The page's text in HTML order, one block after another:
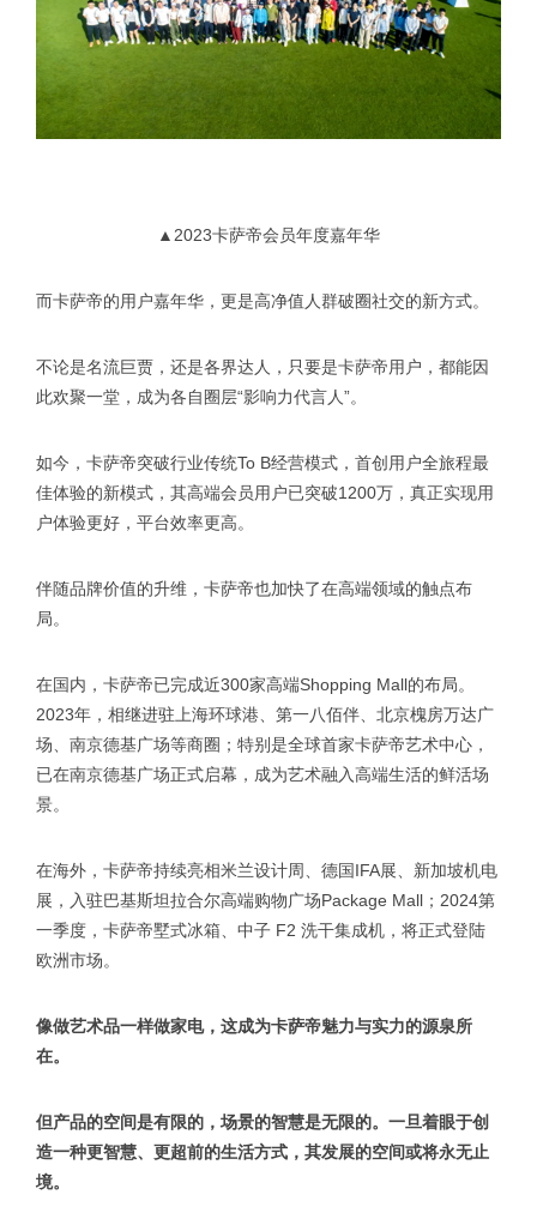
▲2023卡萨帝会员年度嘉年华
而卡萨帝的用户嘉年华，更是高净值人群破圈社交的新方式。
不论是名流巨贾，还是各界达人，只要是卡萨帝用户，都能因
此欢聚一堂，成为各自圈层“影响力代言人”。
如今，卡萨帝突破行业传统To B经营模式，首创用户全旅程最
佳体验的新模式，其高端会员用户已突破1200万，真正实现用
户体验更好，平台效率更高。
伴随品牌价值的升维，卡萨帝也加快了在高端领域的触点布
局。
在国内，卡萨帝已完成近300家高端Shopping Mall的布局。
2023年，相继进驻上海环球港、第一八佰伴、北京槐房万达广
场、南京德基广场等商圈；特别是全球首家卡萨帝艺术中心，
已在南京德基广场正式启幕，成为艺术融入高端生活的鲜活场
景。
在海外，卡萨帝持续亮相米兰设计周、德国IFA展、新加坡机电
展，入驻巴基斯坦拉合尔高端购物广场Package Mall；2024第
一季度，卡萨帝墅式冰箱、中子 F2 洗干集成机，将正式登陆
欧洲市场。
像做艺术品一样做家电，这成为卡萨帝魅力与实力的源泉所
在。
但产品的空间是有限的，场景的智慧是无限的。一旦着眼于创
造一种更智慧、更超前的生活方式，其发展的空间或将永无止
境。